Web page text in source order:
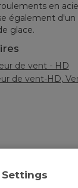
en
également
glace.
de vent - HD
de vent-HD,